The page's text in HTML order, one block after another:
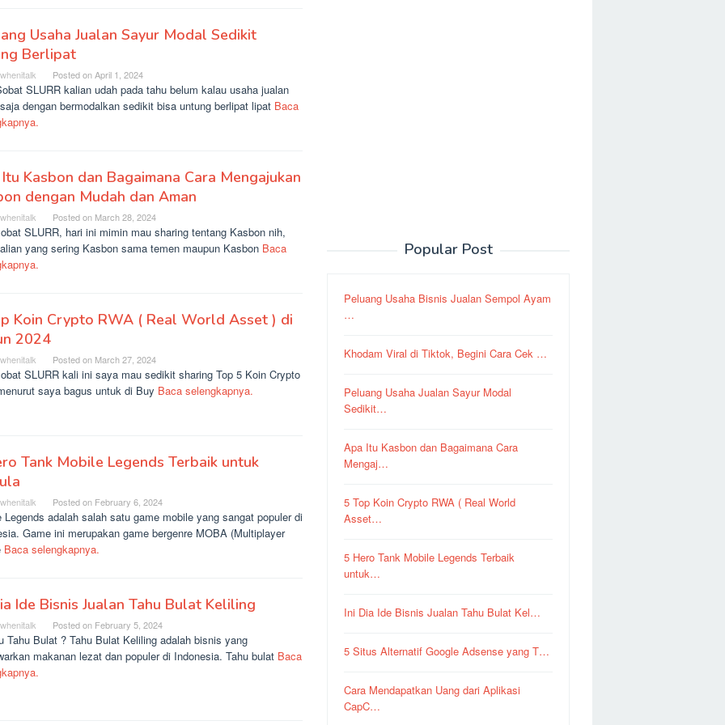
Usaha Jualan Sayur Modal Sedikit
Berlipat
Posted onApril 1, 2024
SLURR kalian udah pada tahu belum kalau usaha jualan
dengan bermodalkan sedikit bisa untung berlipat lipat Baca
Kasbon dan Bagaimana Cara Mengajukan
dengan Mudah dan Aman
Posted on March 28, 2024
SLURR, hari ini mimin mau sharing tentang Kasbon nih,
yang sering Kasbon sama temen maupun Kasbon Baca
Koin Crypto RWA ( Real World Asset ) di
2024
Posted on March 27, 2024
SLURR kali ini saya mau sedikit sharing Top 5 Koin Crypto
saya bagus untuk di Buy Baca selengkapnya.
Tank Mobile Legends Terbaik untuk
Posted on February 6, 2024
Legends adalah salah satu game mobile yang sangat populer di
Game ini merupakan game bergenre MOBA (Multiplayer
Baca selengkapnya.
Ide Bisnis Jualan Tahu Bulat Keliling
Posted on February 5, 2024
Tahu Bulat ? Tahu Bulat Keliling adalah bisnis yang
makanan lezat dan populer di Indonesia. Tahu bulat Baca
Popular Post
Peluang Usaha Bisnis Jualan Sempol Ayam
…
Khodam Viral di Tiktok, Begini Cara Cek …
Peluang Usaha Jualan Sayur Modal
Sedikit…
Apa Itu Kasbon dan Bagaimana Cara
Mengaj…
5 Top Koin Crypto RWA ( Real World
Asset…
5 Hero Tank Mobile Legends Terbaik
untuk…
Ini Dia Ide Bisnis Jualan Tahu Bulat Kel…
5 Situs Alternatif Google Adsense yang T…
Cara Mendapatkan Uang dari Aplikasi
CapC…